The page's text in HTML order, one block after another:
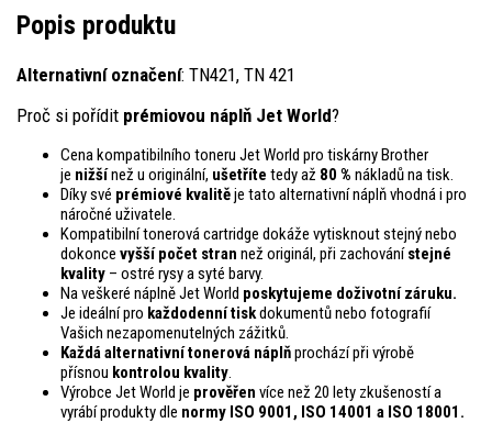
Popis produktu
Alternativní označení: TN421, TN 421
Proč si pořídit prémiovou náplň Jet World?
Cena kompatibilního toneru Jet World pro tiskárny Brother
je nižšínež u originální, ušetříte tedy až 80 % nákladů na tisk.
Díky své prémiové kvalitěje tato alternativní náplň vhodná i pro
náročné uživatele.
Kompatibilní tonerová cartridge dokáže vytisknout stejný nebo
dokonce vyšší počet stran než originál, při zachovánístejné
kvality – ostré rysy a syté barvy.
Na veškeré náplně Jet World poskytujeme doživotní záruku.
Je ideální pro každodenní tiskdokumentů nebo fotografií
Vašich nezapomenutelných zážitků.
Každá alternativní tonerová náplňprochází při výrobě
přísnou kontrolou kvality.
Výrobce Jet World je prověřen více než 20 lety zkušeností a
vyrábí produkty dle normy ISO 9001, ISO 14001 a ISO 18001.